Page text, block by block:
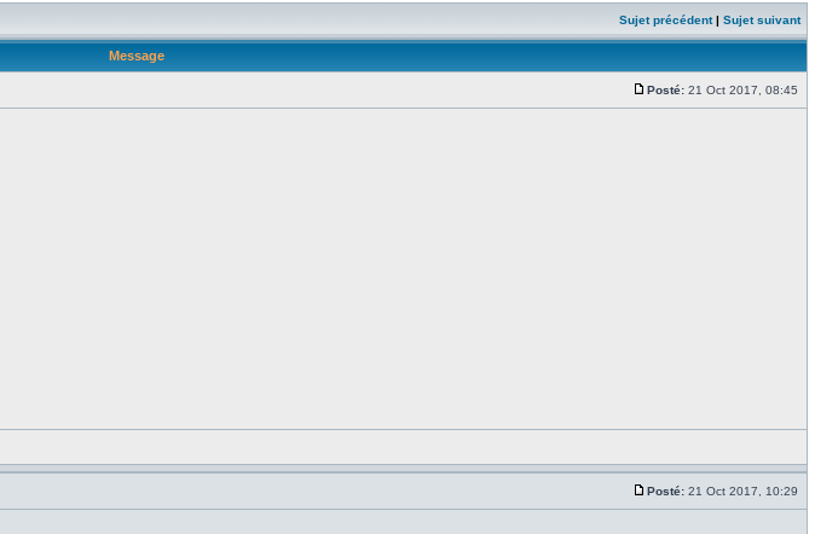
Sujet précédent| Sujet suivant
Message
Posté: 21 Oct 2017, 08:45
Posté: 21 Oct 2017, 10:29